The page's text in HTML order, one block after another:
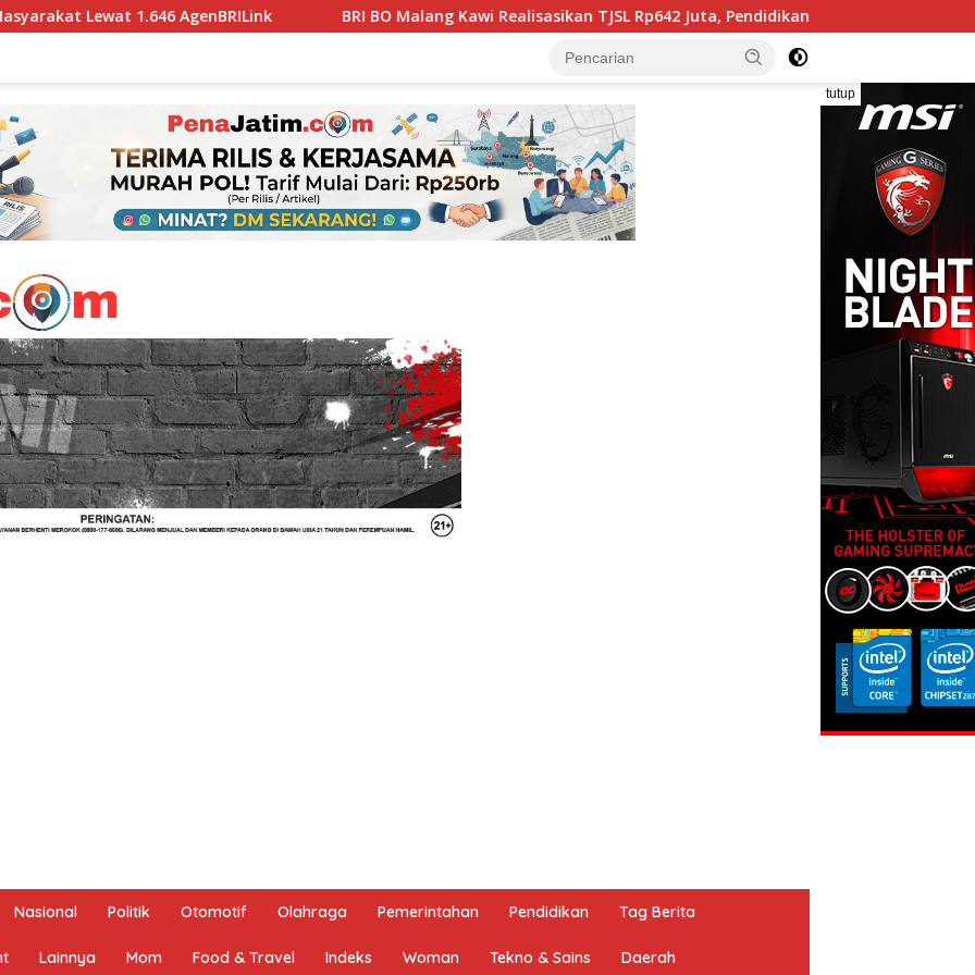
AgenBRILink BRI BO Malang Kawi Realisasikan TJSL Rp642 Juta, Pendidikan dan Rumah Ibadah Jadi Prioritas
tutup
Nasional Politik Otomotif Olahraga Pemerintahan Pendidikan Tag Berita
Lainnya Mom Food & Travel Indeks Woman Tekno & Sains Daerah